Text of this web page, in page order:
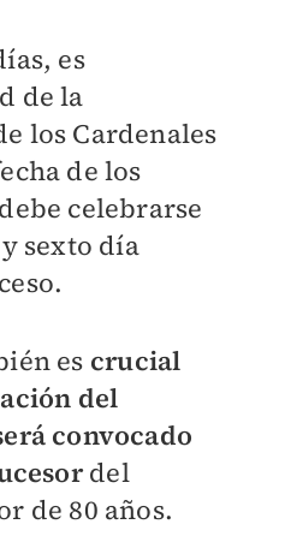
es
de la
los Cardenales
de los
celebrarse
sexto día
es crucial
del
convocado
del
de 80 años.